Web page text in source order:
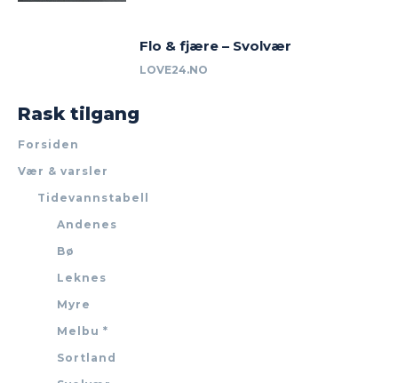
Flo & fjære – Svolvær
LOVE24.NO
Rask tilgang
Forsiden
Vær & varsler
Tidevannstabell
Andenes
Bø
Leknes
Myre
Melbu *
Sortland